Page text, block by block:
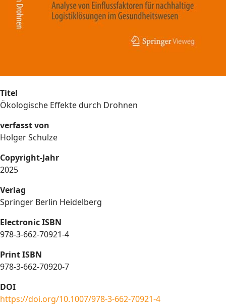
Titel
Ökologische Effekte durch Drohnen
verfasst von
Holger Schulze
Copyright-Jahr
2025
Verlag
Springer Berlin Heidelberg
Electronic ISBN
978-3-662-70921-4
Print ISBN
978-3-662-70920-7
DOI
https://doi.org/10.1007/978-3-662-70921-4